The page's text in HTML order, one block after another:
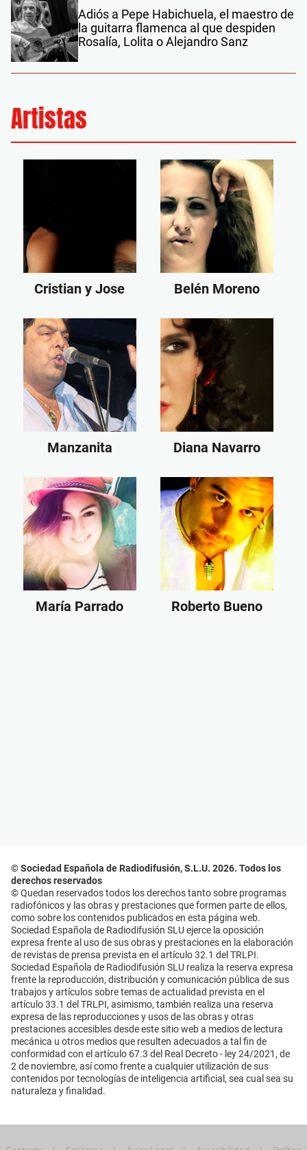
Adiós a Pepe Habichuela, el maestro de
la guitarra flamenca al que despiden
Rosalía, Lolita o Alejandro Sanz
Artistas
Cristian y Jose Belén Moreno
Manzanita Diana Navarro
María Parrado Roberto Bueno
© Sociedad Española de Radiodifusión, S.L.U. 2026. Todos los
derechos reservados
© Quedan reservados todos los derechos tanto sobre programas
radiofónicos y las obras y prestaciones que formen parte de ellos,
como sobre los contenidos publicados en esta página web.
Sociedad Española de Radiodifusión SLU ejerce la oposición
expresa frente al uso de sus obras y prestaciones en la elaboración
de revistas de prensa prevista en el artículo 32.1 del TRLPI.
Sociedad Española de Radiodifusión SLU realiza la reserva expresa
frente la reproducción, distribución y comunicación pública de sus
trabajos y artículos sobre temas de actualidad prevista en el
artículo 33.1 del TRLPI, asimismo, también realiza una reserva
expresa de las reproducciones y usos de las obras y otras
prestaciones accesibles desde este sitio web a medios de lectura
mecánica u otros medios que resulten adecuados a tal fin de
conformidad con el artículo 67.3 del Real Decreto - ley 24/2021, de
2 de noviembre, así como frente a cualquier utilización de sus
contenidos por tecnologías de inteligencia artificial, sea cual sea su
naturaleza y finalidad.